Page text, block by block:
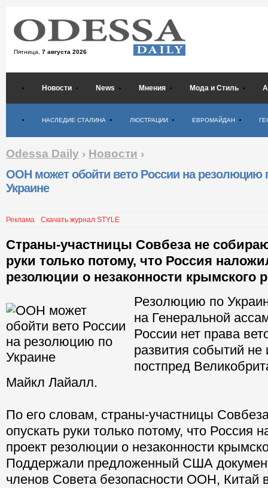
Пятница, 7 августа 2026
Новости News Мнения Мода и Стиль
НАСЛЕДИЕ СТАЛИНА ЛЮСТРАЦИИ ЕВРОМАЙДАН
Odessa Daily › Новости ›
ООН может обойти вето России на резолюцию
Украине
Реклама Скачать журнал STYLE
Страны-участницы Совбеза не
руки только потому, что Россия
резолюции о незаконности крымского
Резолюцию по
на Генеральной
России нет права
развития событий не
постпред
Майкл Лайалл.
По его словам, страны-участницы
опускать руки только потому, что Россия
проект резолюции о незаконности
Поддержали предложенный США
членов Совета безопасности ООН, Китай